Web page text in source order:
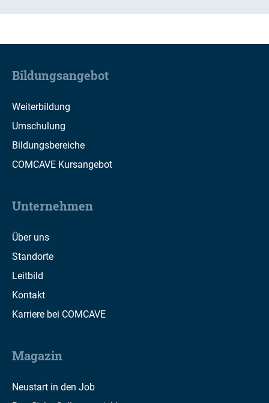
Bildungsangebot
Weiterbildung
Umschulung
Bildungsbereiche
COMCAVE Kursangebot
Unternehmen
Über uns
Standorte
Leitbild
Kontakt
Karriere bei COMCAVE
Magazin
Neustart in den Job